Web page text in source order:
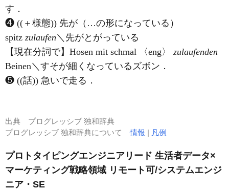
す．
❹ ((＋様態)) 先が（…の形になっている）
spitz zulaufen＼先がとがっている
【現在分詞で】Hosen mit schmal 〈eng〉 zulaufenden
Beinen＼すそが細くなっているズボン．
❺ ((話)) 急いで走る．
出典 プログレッシブ 独和辞典
プログレッシブ 独和辞典について情報 | 凡例
プロトタイピングエンジニアリード 生活者データ×
マーケティング戦略領域 リモート可/システムエンジ
ニア・SE